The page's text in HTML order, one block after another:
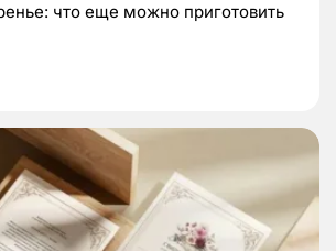
что еще можно приготовить